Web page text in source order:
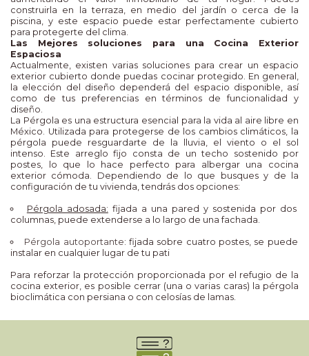
construirla en la terraza, en medio del jardín o cerca de la
piscina, y este espacio puede estar perfectamente cubierto
para protegerte del clima.
Las Mejores soluciones para una Cocina Exterior
Espaciosa
Actualmente, existen varias soluciones para crear un espacio
exterior cubierto donde puedas cocinar protegido. En general,
la elección del diseño dependerá del espacio disponible, así
como de tus preferencias en términos de funcionalidad y
diseño.
La Pérgola es una estructura esencial para la vida al aire libre en
México. Utilizada para protegerse de los cambios climáticos, la
pérgola puede resguardarte de la lluvia, el viento o el sol
intenso. Este arreglo fijo consta de un techo sostenido por
postes, lo que lo hace perfecto para albergar una cocina
exterior cómoda. Dependiendo de lo que busques y de la
configuración de tu vivienda, tendrás dos opciones:
Pérgola adosada: fijada a una pared y sostenida por dos
columnas, puede extenderse a lo largo de una fachada.
Pérgola autoportante: fijada sobre cuatro postes, se puede
instalar en cualquier lugar de tu pati
Para reforzar la protección proporcionada por el refugio de la
cocina exterior, es posible cerrar (una o varias caras) la pérgola
bioclimática con persiana o con celosías de lamas.